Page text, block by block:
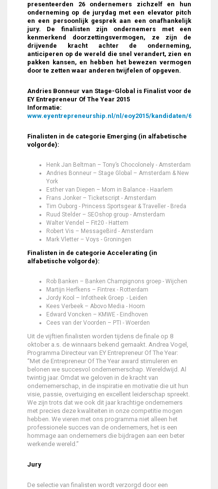
presenteerden 26 ondernemers zichzelf en hun
onderneming op de jurydag met een elevator pitch
en een persoonlijk gesprek aan een onafhankelijk
jury. De finalisten zijn ondernemers met een
kenmerkend doorzettingsvermogen, ze zijn de
drijvende kracht achter de onderneming,
anticiperen op de wereld die snel verandert, zien en
pakken kansen, en hebben het bewezen vermogen
door te zetten waar anderen twijfelen of opgeven.
Andries Bonneur van Stage-Global is Finalist voor de
EY Entrepreneur Of The Year 2015
Informatie:
www.eyentrepreneurship.nl/nl/eoy2015/kandidaten/6/
Finalisten in de categorie Emerging (in alfabetische
volgorde):
Henk Jan Beltman – Tony’s Chocolonely - Amsterdam
Andries Bonneur – Stage Global – Amsterdam & New
York
Esther van Diepen – Mom in Balance - Haarlem
Frans Jonker – Ticketscript - Amsterdam
Tim Ouborg - Princess Sportsgear & Traveller - Breda
Ruud Stelder – SEOshop group - Amsterdam
Walter Vendel – Fit20 - Hattem
Robert Vis – MessageBird - Amsterdam
Mark Vletter – Voys - Groningen
Finalisten in de categorie Accelerating (in
alfabetische volgorde):
Rob Banken – Banken Champignons groep - Wijchen
Martijn Herfkens – Fintrex - Rotterdam
Jordy Kool – Infotheek Groep - Leiden
Kees Verbeek – Abovo Media - Hoorn
Edward Voncken – KMWE - Eindhoven
Cees van der Voorden – PTI - Woerden
Uit de vijftien finalisten worden tijdens de finale op 8
oktober a.s. de winnaars bekend gemaakt. Andrea Vogel,
Programma Directeur van EY Entrepreneur Of The Year:
“Met de Entrepreneur Of The Year award stimuleren en
belonen we succesvol ondernemerschap. Wereldwijd. Al
twintig jaar. Omdat we geloven in de kracht van
ondernemerschap, in de inspiratie en motivatie die uit hun
visie, passie, overtuiging en excellent leiderschap spreekt.
We zijn trots dat we ook dit jaar krachtige ondernemers
met precies deze kwaliteiten in onze competitie mogen
hebben. We vieren met ons programma niet alleen het
professionele succes van de ondernemers, het is een
hommage aan ondernemers die bijdragen aan een beter
werkende wereld.”
Jury
De selectie van finalisten wordt verzorgd door een